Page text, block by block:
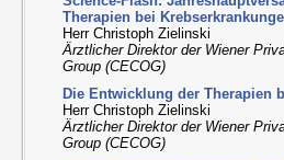
Therapien bei
Herr Christoph Zielinski
Ärztlicher Direktor der Wiener
Group (CECOG)
Die Entwicklung der Therapien
Herr Christoph Zielinski
Ärztlicher Direktor der Wiener
Group (CECOG)